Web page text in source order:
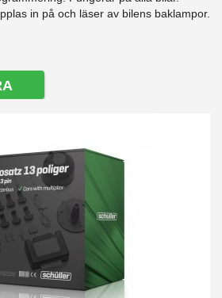
in på och läser av bilens baklampor.